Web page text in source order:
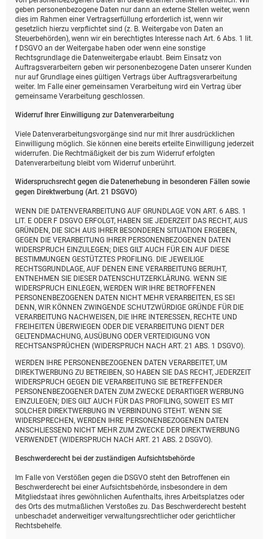
geben personenbezogene Daten nur dann an externe Stellen weiter, wenn
dies im Rahmen einer Vertragserfüllung erforderlich ist, wenn wir
gesetzlich hierzu verpflichtet sind (z. B. Weitergabe von Daten an
Steuerbehörden), wenn wir ein berechtigtes Interesse nach Art. 6 Abs. 1 lit.
f DSGVO an der Weitergabe haben oder wenn eine sonstige
Rechtsgrundlage die Datenweitergabe erlaubt. Beim Einsatz von
Auftragsverarbeitern geben wir personenbezogene Daten unserer Kunden
nur auf Grundlage eines gültigen Vertrags über Auftragsverarbeitung
weiter. Im Falle einer gemeinsamen Verarbeitung wird ein Vertrag über
gemeinsame Verarbeitung geschlossen.
Widerruf Ihrer Einwilligung zur Datenverarbeitung
Viele Datenverarbeitungsvorgänge sind nur mit Ihrer ausdrücklichen
Einwilligung möglich. Sie können eine bereits erteilte Einwilligung jederzeit
widerrufen. Die Rechtmäßigkeit der bis zum Widerruf erfolgten
Datenverarbeitung bleibt vom Widerruf unberührt.
Widerspruchsrecht gegen die Datenerhebung in besonderen Fällen sowie
gegen Direktwerbung (Art. 21 DSGVO)
WENN DIE DATENVERARBEITUNG AUF GRUNDLAGE VON ART. 6 ABS. 1
LIT. E ODER F DSGVO ERFOLGT, HABEN SIE JEDERZEIT DAS RECHT, AUS
GRÜNDEN, DIE SICH AUS IHRER BESONDEREN SITUATION ERGEBEN,
GEGEN DIE VERARBEITUNG IHRER PERSONENBEZOGENEN DATEN
WIDERSPRUCH EINZULEGEN; DIES GILT AUCH FÜR EIN AUF DIESE
BESTIMMUNGEN GESTÜTZTES PROFILING. DIE JEWEILIGE
RECHTSGRUNDLAGE, AUF DENEN EINE VERARBEITUNG BERUHT,
ENTNEHMEN SIE DIESER DATENSCHUTZERKLÄRUNG. WENN SIE
WIDERSPRUCH EINLEGEN, WERDEN WIR IHRE BETROFFENEN
PERSONENBEZOGENEN DATEN NICHT MEHR VERARBEITEN, ES SEI
DENN, WIR KÖNNEN ZWINGENDE SCHUTZWÜRDIGE GRÜNDE FÜR DIE
VERARBEITUNG NACHWEISEN, DIE IHRE INTERESSEN, RECHTE UND
FREIHEITEN ÜBERWIEGEN ODER DIE VERARBEITUNG DIENT DER
GELTENDMACHUNG, AUSÜBUNG ODER VERTEIDIGUNG VON
RECHTSANSPRÜCHEN (WIDERSPRUCH NACH ART. 21 ABS. 1 DSGVO).
WERDEN IHRE PERSONENBEZOGENEN DATEN VERARBEITET, UM
DIREKTWERBUNG ZU BETREIBEN, SO HABEN SIE DAS RECHT, JEDERZEIT
WIDERSPRUCH GEGEN DIE VERARBEITUNG SIE BETREFFENDER
PERSONENBEZOGENER DATEN ZUM ZWECKE DERARTIGER WERBUNG
EINZULEGEN; DIES GILT AUCH FÜR DAS PROFILING, SOWEIT ES MIT
SOLCHER DIREKTWERBUNG IN VERBINDUNG STEHT. WENN SIE
WIDERSPRECHEN, WERDEN IHRE PERSONENBEZOGENEN DATEN
ANSCHLIESSEND NICHT MEHR ZUM ZWECKE DER DIREKTWERBUNG
VERWENDET (WIDERSPRUCH NACH ART. 21 ABS. 2 DSGVO).
Beschwerde­recht bei der zuständigen Aufsichts­behörde
Im Falle von Verstößen gegen die DSGVO steht den Betroffenen ein
Beschwerderecht bei einer Aufsichtsbehörde, insbesondere in dem
Mitgliedstaat ihres gewöhnlichen Aufenthalts, ihres Arbeitsplatzes oder
des Orts des mutmaßlichen Verstoßes zu. Das Beschwerderecht besteht
unbeschadet anderweitiger verwaltungsrechtlicher oder gerichtlicher
Rechtsbehelfe.